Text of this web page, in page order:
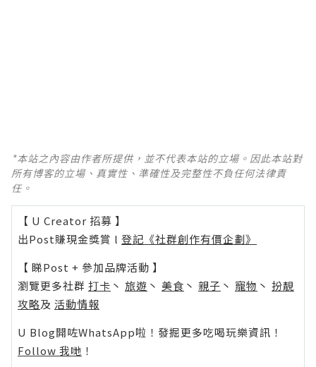
*本站之內容由作者所提供，並不代表本站的立場。因此本站對
所有博客的立場、真實性、準確性及完整性不負任何法律責
任。
【 U Creator 招募 】
出Post賺現金獎賞 l 登記《社群創作有價企劃》
【 睇Post + 參加品牌活動 】
瀏覽更多社群 打卡 丶 旅遊 丶 美食 丶 親子 丶 寵物 丶 扮靚
攻略及 活動情報
U Blog開咗WhatsApp啦！發掘更多吃喝玩樂資訊！
Follow 我哋 ！